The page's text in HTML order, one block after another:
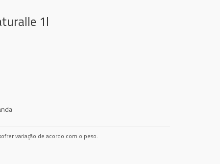
1l
variação de acordo com o peso.